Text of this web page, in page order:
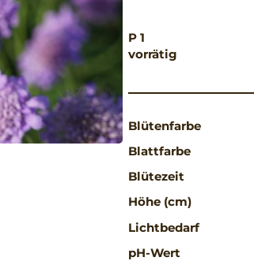
P 1
vorrätig
Blütenfarbe
Blattfarbe
Blütezeit
Höhe (cm)
Lichtbedarf
pH-Wert